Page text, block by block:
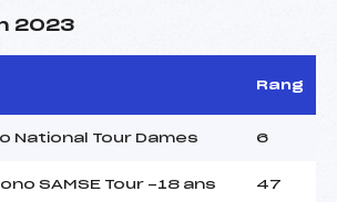
2023
Rang
National Tour Dames 6
SAMSE Tour -18 ans 47